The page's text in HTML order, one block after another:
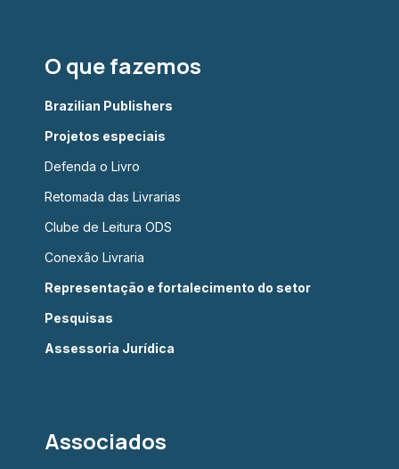
O que fazemos
Brazilian Publishers
Projetos especiais
Defenda o Livro
Retomada das Livrarias
Clube de Leitura ODS
Conexão Livraria
Representação e fortalecimento do setor
Pesquisas
Assessoria Jurídica
Associados